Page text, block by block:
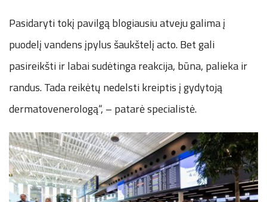
Pasidaryti tokį pavilgą blogiausiu atveju galima į
puodelį vandens įpylus šaukštelį acto. Bet gali
pasireikšti ir labai sudėtinga reakcija, būna, palieka ir
randus. Tada reikėtų nedelsti kreiptis į gydytoją
dermatovenerologą“, – patarė specialistė.